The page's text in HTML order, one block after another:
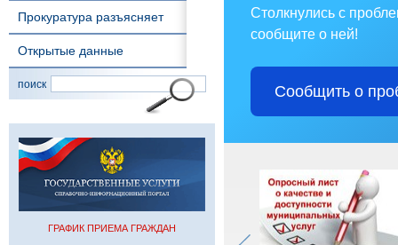
Прокуратура разъясняет
Открытые данные
поиск
ГРАФИК ПРИЕМА ГРАЖДАН
Столкнулись с
сообщите о ней!
Сообщить о